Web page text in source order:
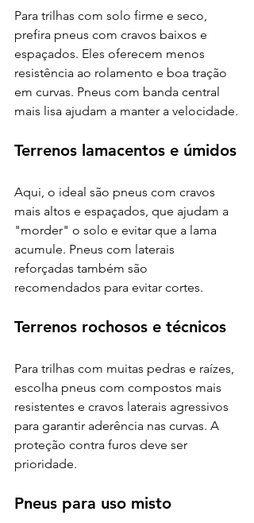
Para trilhas com solo firme e seco,
prefira pneus com cravos baixos e
espaçados. Eles oferecem menos
resistência ao rolamento e boa tração
em curvas. Pneus com banda central
mais lisa ajudam a manter a velocidade.
Terrenos lamacentos e úmidos
Aqui, o ideal são pneus com cravos
mais altos e espaçados, que ajudam a
"morder" o solo e evitar que a lama
acumule. Pneus com laterais
reforçadas também são
recomendados para evitar cortes.
Terrenos rochosos e técnicos
Para trilhas com muitas pedras e raízes,
escolha pneus com compostos mais
resistentes e cravos laterais agressivos
para garantir aderência nas curvas. A
proteção contra furos deve ser
prioridade.
Pneus para uso misto